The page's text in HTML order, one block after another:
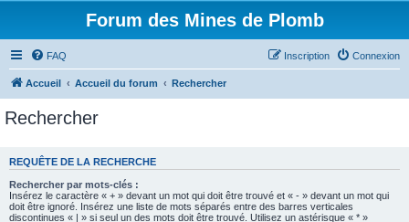
Forum des Mines de Plomb
FAQ Connexion
Inscription
Accueil Accueil du forum Rechercher
Rechercher
REQUÊTE DE LA RECHERCHE
Rechercher par mots-clés :
Insérez le caractère « + » devant un mot qui doit être trouvé et « - » devant un mot qui
doit être ignoré. Insérez une liste de mots séparés entre des barres verticales
discontinues « | » si seul un des mots doit être trouvé. Utilisez un astérisque « * »